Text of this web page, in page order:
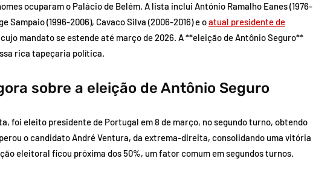
ocuparam o Palácio de Belém. A lista inclui António Ramalho Eanes (1976-
Sampaio (1996-2006), Cavaco Silva (2006-2016) e oatual presidente de
mandato se estende até março de 2026. A **eleição de Antônio Seguro**
rica tapeçaria política.
sobre a eleição de Antônio Seguro
foi eleito presidente de Portugal em 8 de março, no segundo turno, obtendo
o candidato André Ventura, da extrema-direita, consolidando uma vitória
eleitoral ficou próxima dos 50%, um fator comum em segundos turnos.